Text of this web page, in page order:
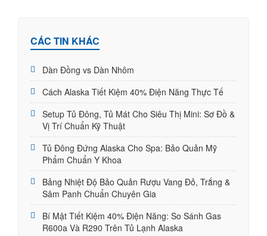
CÁC TIN KHÁC
Dàn Đồng vs Dàn Nhôm
Cách Alaska Tiết Kiệm 40% Điện Năng Thực Tế
Setup Tủ Đông, Tủ Mát Cho Siêu Thị Mini: Sơ Đồ &
Vị Trí Chuẩn Kỹ Thuật
Tủ Đông Đứng Alaska Cho Spa: Bảo Quản Mỹ
Phẩm Chuẩn Y Khoa
Bảng Nhiệt Độ Bảo Quản Rượu Vang Đỏ, Trắng &
Sâm Panh Chuẩn Chuyên Gia
Bí Mật Tiết Kiệm 40% Điện Năng: So Sánh Gas
R600a Và R290 Trên Tủ Lạnh Alaska